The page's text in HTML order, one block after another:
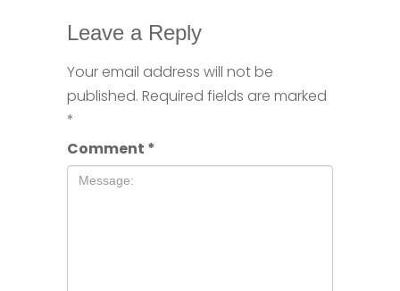
Leave a Reply
Your email address will not be
published. Required fields are marked
*
Comment *